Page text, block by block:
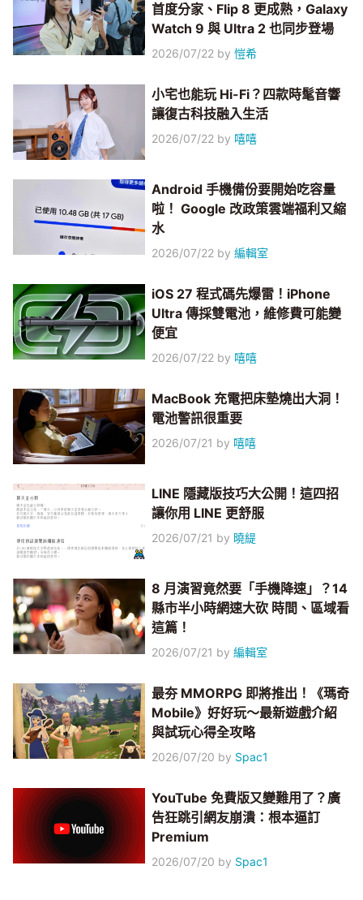
首度分家、Flip 8 更成熟，Galaxy
Watch 9 與 Ultra 2 也同步登場
2026/07/22 by愷希
小宅也能玩 Hi-Fi？四款時髦音響
讓復古科技融入生活
2026/07/22 by 嘻嘻
Android 手機備份要開始吃容量
啦！ Google 改政策雲端福利又縮
水
2026/07/22 by編輯室
iOS 27 程式碼先爆雷！iPhone
Ultra 傳採雙電池，維修費可能變
便宜
2026/07/22 by 嘻嘻
MacBook 充電把床墊燒出大洞！
電池警訊很重要
2026/07/21 by 嘻嘻
LINE 隱藏版技巧大公開！這四招
讓你用 LINE 更舒服
2026/07/21 by 曉緹
8 月演習竟然要「手機降速」？14
縣市半小時網速大砍 時間、區域看
這篇！
2026/07/21 by編輯室
最夯 MMORPG 即將推出！《瑪奇
Mobile》好好玩～最新遊戲介紹
與試玩心得全攻略
2026/07/20 by Spac1
YouTube 免費版又變難用了？廣
告狂跳引網友崩潰：根本逼訂
Premium
2026/07/20 by Spac1